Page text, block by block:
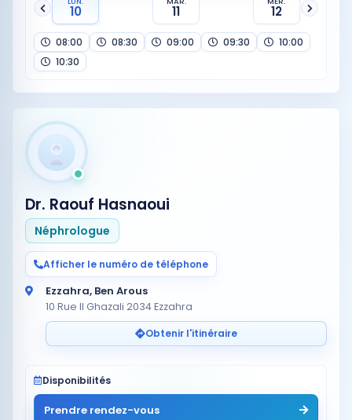
10 11 12
08:00 08:30 09:00 09:30
10:00
10:30
Dr. Raouf Hasnaoui
Néphrologue
Afficher le numéro de téléphone
Ezzahra, Ben Arous
10 Rue Il Ghazali 2034 Ezzahra
Obtenir l'itinéraire
Disponibilités
Prendre rendez-vous